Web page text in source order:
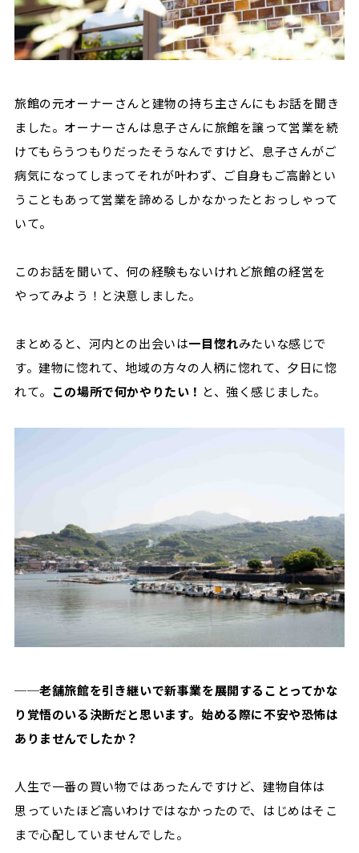
旅館の元オーナーさんと建物の持ち主さんにもお話を聞き
ました。オーナーさんは息子さんに旅館を譲って営業を続
けてもらうつもりだったそうなんですけど、息子さんがご
病気になってしまってそれが叶わず、ご自身もご高齢とい
うこともあって営業を諦めるしかなかったとおっしゃって
いて。
このお話を聞いて、何の経験もないけれど旅館の経営を
やってみよう！と決意しました。
まとめると、河内との出会いは一目惚れみたいな感じで
す。建物に惚れて、地域の方々の人柄に惚れて、夕日に惚
れて。 この場所で何かやりたい！ と、強く感じました。
──老舗旅館を引き継いで新事業を展開することってかな
り覚悟のいる決断だと思います。始める際に不安や恐怖は
ありませんでしたか？
人生で一番の買い物ではあったんですけど、建物自体は
思っていたほど高いわけではなかったので、はじめはそこ
まで心配していませんでした。